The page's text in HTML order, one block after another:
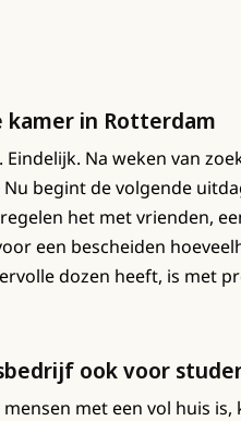
kamer in Rotterdam
Na weken van
begint de volgende
het met vrienden,
een bescheiden
dozen heeft, is met
ook voor
met een vol huis is,